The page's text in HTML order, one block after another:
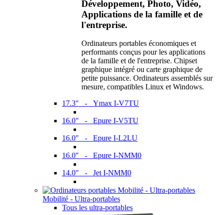
Développement, Photo, Vidéo,
Applications de la famille et de
l'entreprise.
Ordinateurs portables économiques et
performants conçus pour les applications
de la famille et de l'entreprise. Chipset
graphique intégré ou carte graphique de
petite puissance. Ordinateurs assemblés sur
mesure, compatibles Linux et Windows.
17.3" - Ymax I-V7TU
16.0" - Epure I-V5TU
16.0" - Epure I-L2LU
16.0" - Epure I-NMM0
14.0" - Jet I-NMM0
Mobilité - Ultra-portables
Tous les ultra-portables